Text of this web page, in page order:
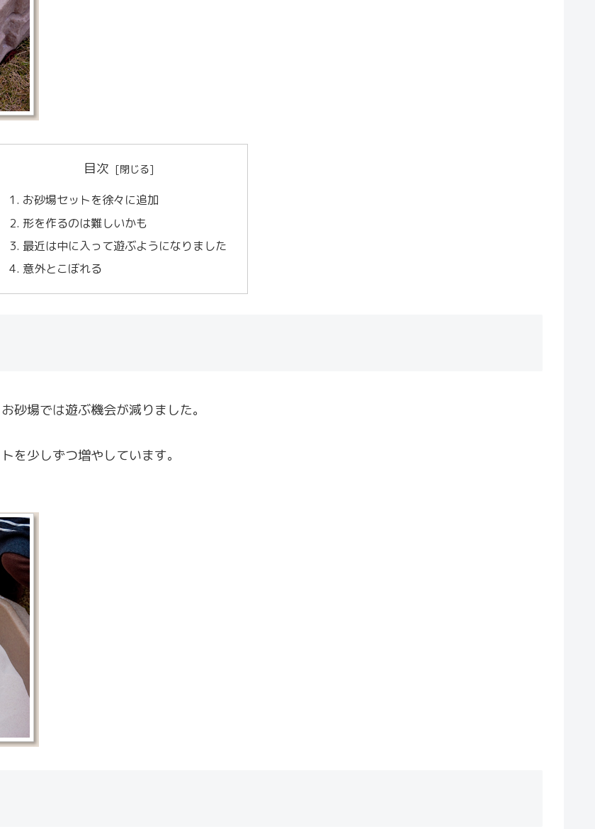
目次
お砂場セットを徐々に追加
形を作るのは難しいかも
最近は中に入って遊ぶようになりました
意外とこぼれる
砂場では遊ぶ機会が減りました。
を少しずつ増やしています。